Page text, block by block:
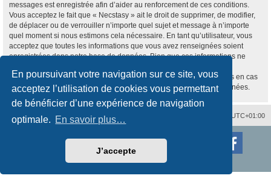
En poursuivant votre navigation sur ce site, vous
acceptez l’utilisation de cookies vous permettant
de bénéficier d’une expérience de navigation
optimale. En savoir plus…
J’accepte
messages est enregistrée afin d’aider au renforcement de ces conditions.
Vous acceptez le fait que « Necstasy » ait le droit de supprimer, de modifier,
de déplacer ou de verrouiller n’importe quel sujet et message à n’importe
quel moment si nous estimons cela nécessaire. En tant qu’utilisateur, vous
acceptez que toutes les informations que vous avez renseignées soient
enregistrées dans notre base de données. Bien que ces informations ne
« Necstasy », ni phpBB, ne pourront être tenus comme responsables en cas
de tentative de piratage informatique visant à compromettre vos données.
UTC+01:00
Supprimer les cookies
Nous contacter
2017
Conditions